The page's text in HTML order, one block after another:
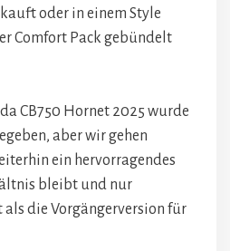
oder in einem Style
Comfort Pack gebündelt
CB750 Hornet 2025 wurde
aber wir gehen
ein hervorragendes
bleibt und nur
die Vorgängerversion für